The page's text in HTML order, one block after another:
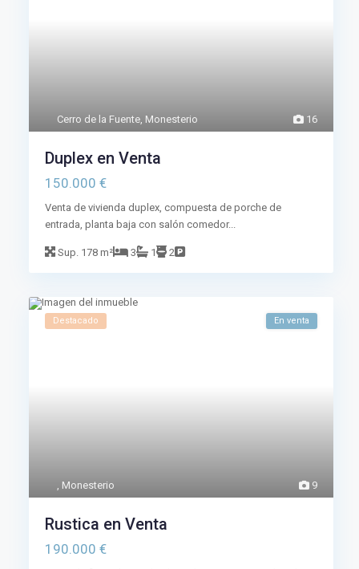
16
Cerro de la Fuente, Monesterio
Duplex en Venta
150.000 €
Venta de vivienda duplex, compuesta de porche de
entrada, planta baja con salón comedor...
Sup. 178 m² 3 1 2
9
, Monesterio
Destacado En venta
Rustica en Venta
190.000 €